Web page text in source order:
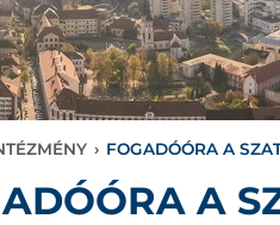
› FOGADÓÓRA A
A